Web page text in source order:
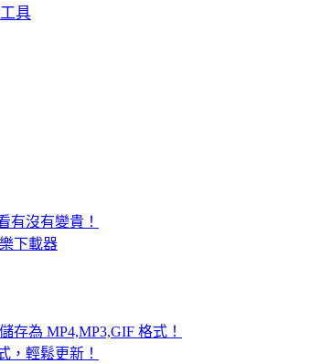
具
有沒有變貴！
下載器
存為 MP4,MP3,GIF 格式！
，輕鬆更新！